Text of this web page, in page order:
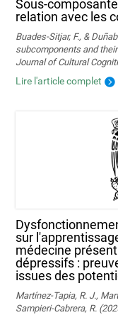
Sous-
relation avec les
Buades-Sitjar, F., &
subcomponents and
Journal of Cultural
Lire l'article complet
sur
médecine
dépressifs :
issues des
Martínez-Tapia, R. J.,
Sampieri-Cabrera, R.